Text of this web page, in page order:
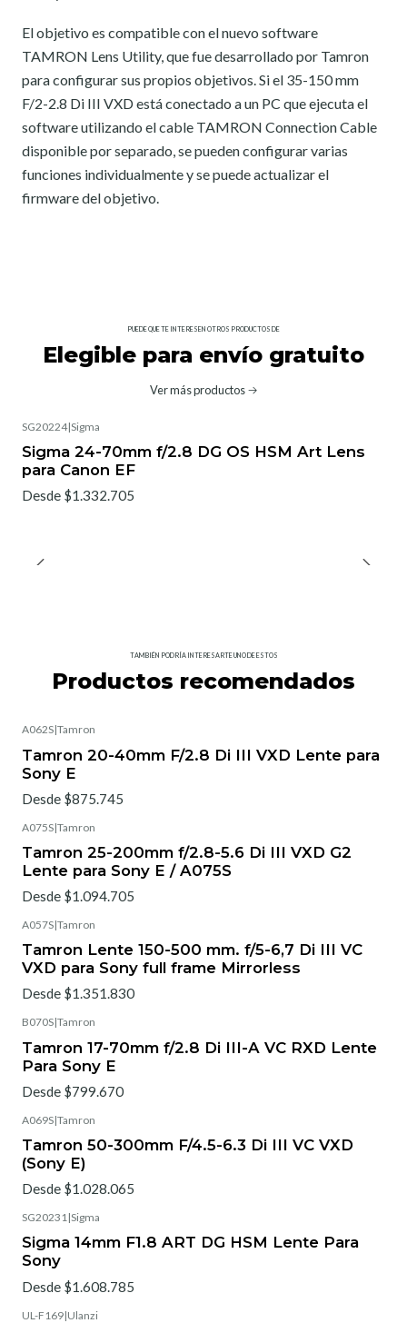
El objetivo es compatible con el nuevo software
TAMRON Lens Utility, que fue desarrollado por Tamron
para configurar sus propios objetivos. Si el 35-150 mm
F/2-2.8 Di III VXD está conectado a un PC que ejecuta el
software utilizando el cable TAMRON Connection Cable
disponible por separado, se pueden configurar varias
funciones individualmente y se puede actualizar el
firmware del objetivo.
PUEDE QUE TE INTERESEN OTROS PRODUCTOS DE
Elegible para envío gratuito
Ver más productos
SG20224|Sigma
Sigma 24-70mm f/2.8 DG OS HSM Art Lens
para Canon EF
Desde $1.332.705
TAMBIÉN PODRÍA INTERESARTE UNO DE ESTOS
Productos recomendados
A062S|Tamron
Tamron 20-40mm F/2.8 Di III VXD Lente para
Sony E
Desde $875.745
A075S|Tamron
Tamron 25-200mm f/2.8-5.6 Di III VXD G2
Lente para Sony E / A075S
Desde $1.094.705
A057S|Tamron
Tamron Lente 150-500 mm. f/5-6,7 Di III VC
VXD para Sony full frame Mirrorless
Desde $1.351.830
B070S|Tamron
Tamron 17-70mm f/2.8 Di III-A VC RXD Lente
Para Sony E
Desde $799.670
A069S|Tamron
Tamron 50-300mm F/4.5-6.3 Di III VC VXD
(Sony E)
Desde $1.028.065
SG20231|Sigma
Sigma 14mm F1.8 ART DG HSM Lente Para
Sony
Desde $1.608.785
UL-F169|Ulanzi